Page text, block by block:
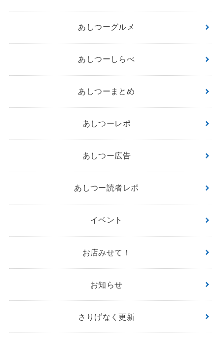
あしつーグルメ
あしつーしらべ
あしつーまとめ
あしつーレポ
あしつー広告
あしつー読者レポ
イベント
お店みせて！
お知らせ
さりげなく更新